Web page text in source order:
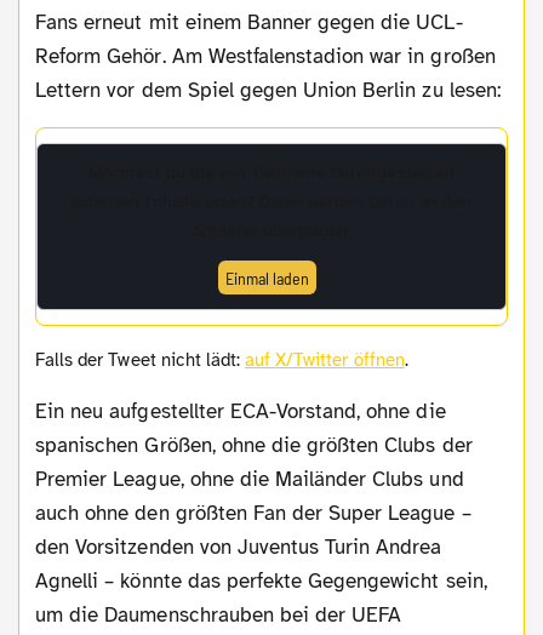
Fans erneut mit einem Banner gegen die UCL-
Reform Gehör. Am Westfalenstadion war in großen
Lettern vor dem Spiel gegen Union Berlin zu lesen:
Einmal laden
Falls der Tweet nicht lädt:auf X/Twitter öffnen.
Ein neu aufgestellter ECA-Vorstand, ohne die
spanischen Größen, ohne die größten Clubs der
Premier League, ohne die Mailänder Clubs und
auch ohne den größten Fan der Super League –
den Vorsitzenden von Juventus Turin Andrea
Agnelli – könnte das perfekte Gegengewicht sein,
um die Daumenschrauben bei der UEFA